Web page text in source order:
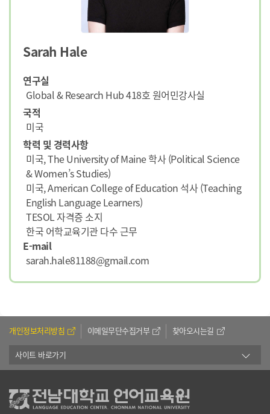
Sarah Hale
연구실
Global & Research Hub 418호 원어민강사실
국적
미국
학력 및 경력사항
미국, The University of Maine 학사 (Political Science
& Women’s Studies)
미국, American College of Education 석사 (Teaching
English Language Learners)
TESOL 자격증 소지
한국 어학교육기관 다수 근무
E-mail
sarah.hale81188@gmail.com
개인정보처리방침 이메일무단수집거부 찾아오시는길
사이트 바로가기